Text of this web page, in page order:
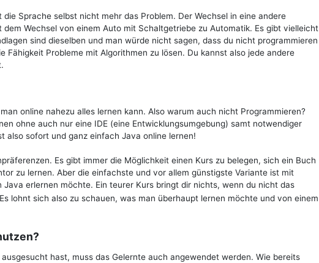
Sprache selbst nicht mehr das Problem. Der Wechsel in eine andere
Wechsel von einem Auto mit Schaltgetriebe zu Automatik. Es gibt vielleicht
sind dieselben und man würde nicht sagen, dass du nicht programmieren
Fähigkeit Probleme mit Algorithmen zu lösen. Du kannst also jede andere
online nahezu alles lernen kann. Also warum auch nicht Programmieren?
ohne auch nur eine IDE (eine Entwicklungsumgebung) samt notwendiger
also sofort und ganz einfach Java online lernen!
Es gibt immer die Möglichkeit einen Kurs zu belegen, sich ein Buch
zu lernen. Aber die einfachste und vor allem günstigste Variante ist mit
Java erlernen möchte. Ein teurer Kurs bringt dir nichts, wenn du nicht das
lohnt sich also zu schauen, was man überhaupt lernen möchte und von einem
hast, muss das Gelernte auch angewendet werden. Wie bereits